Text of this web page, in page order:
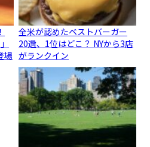
場
全米が認めたベストバーガー
20選、1位はどこ？ NYから3店
がランクイン